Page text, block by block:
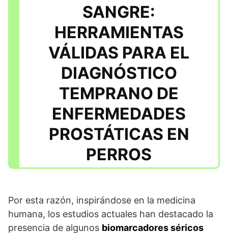
SANGRE:
HERRAMIENTAS
VÁLIDAS PARA EL
DIAGNÓSTICO
TEMPRANO DE
ENFERMEDADES
PROSTÁTICAS EN
PERROS
Por esta razón, inspirándose en la medicina
humana, los estudios actuales han destacado la
presencia de algunos biomarcadores séricos